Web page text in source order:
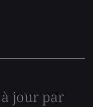
à jour par